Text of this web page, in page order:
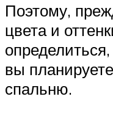
Поэтому,
цвета и
вы
спальню.